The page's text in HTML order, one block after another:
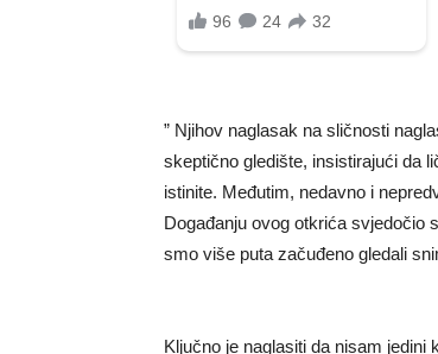
” Njihov naglasak na sličnosti
skeptično gledište, insistirajući da
istinite. Međutim, nedavno i
Događanju ovog otkrića svjedočio
smo više puta začuđeno gledali
Ključno je naglasiti da nisam